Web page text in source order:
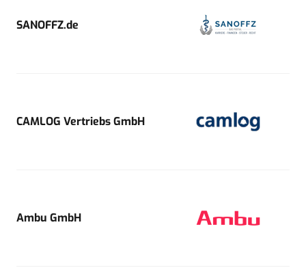
SANOFFZ.de
CAMLOG Vertriebs GmbH
Ambu GmbH